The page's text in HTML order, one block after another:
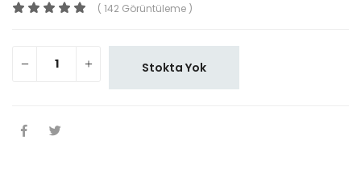
( 142 Görüntüleme )
Stokta Yok